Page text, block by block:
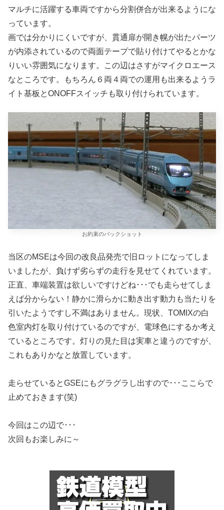
マルチに活躍する車両ですから分割併合が出来るようにな
っています。
画では分かりにくいですが、貫通扉が開き幌が出たパーツ
が内添されているので両面テープで貼り付けてやるとかな
りいい雰囲気になります。この辺はさすがマイクロエース
なところです。もちろん６両４両での運用も出来るようラ
イト基板とONOFFスイッチも取り付けられています。
お約束のバックショット
当区のMSEは今回の改良品発売で旧ロットになってしま
いましたが、負けず劣らずの走行を見せてくれています。
正直、車端装置は欲しいですけどね･･･でも走らせてしま
えば分からない！静かに滑らかに動き出す動力も当たりを
引いたようですし不満はありません。現状、TOMIXの白
色室内灯を取り付けているのですが、電球色にするか考え
ているところです。灯りの見た目は実車と違うのですが、
これもありかなと放置しています。
走らせているとGSEにもグラグラし出すので･･･ここらで
止めておきます(笑)
今回はこの辺で･･･
次回もお楽しみに～